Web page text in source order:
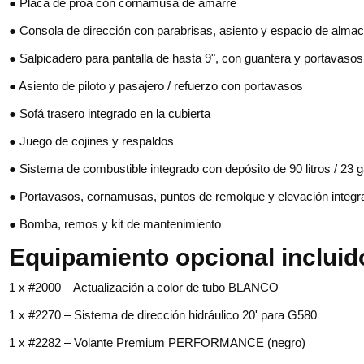
● Consola de dirección con parabrisas, asiento y espacio de
● Salpicadero para pantalla de hasta 9", con guantera y portavasos
● Asiento de piloto y pasajero / refuerzo con portavasos
● Sofá trasero integrado en la cubierta
● Juego de cojines y respaldos
● Sistema de combustible integrado con depósito de 90 litros / 23
● Portavasos, cornamusas, puntos de remolque y elevación
● Bomba, remos y kit de mantenimiento
Equipamiento opcional
1 x #2000 – Actualización a color de tubo BLANCO
1 x #2270 – Sistema de dirección hidráulico 20' para G580
1 x #2282 – Volante Premium PERFORMANCE (negro)